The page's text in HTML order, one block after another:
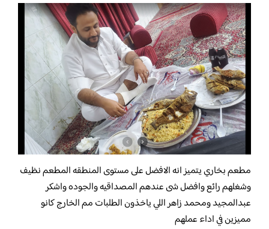
مطعم بخاري يتميز انه الافضل على مستوى المنطقه المطعم نظيف
وشغلهم رائع وافضل شى عندهم المصداقيه والجوده واشكر
عبدالمجيد ومحمد زاهر اللي ياخذون الطلبات مم الخارج كانو
مميزين في اداء عملهم